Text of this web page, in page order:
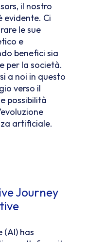
il nostro
evidente. Ci
le sue
e
benefici sia
per la società.
a noi in questo
verso il
possibilità
artificiale.
Journey
has